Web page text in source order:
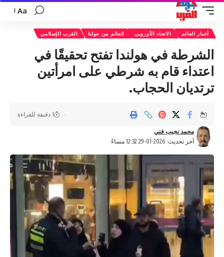
تغيير
Aa
أخبار العالم الاتحاد الأوروبي العالم من حولنا القرب الإسلامي
الشرطة في هولندا تفتح تحقيقًا في
اعتداء قام به شرطي على امرأتين
ترتديان الحجاب.
آخر تحديث: 2026-01-29 12:32 مساءً
محمد نجيب فني
1 دقيقة للقراءة